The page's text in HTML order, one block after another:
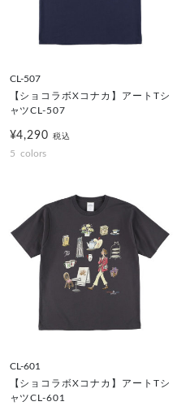
CL-507
【ショコラボXコナカ】アートTシ
ャツCL-507
¥4,290税込
5 colors
CL-601
【ショコラボXコナカ】アートTシ
ャツCL-601